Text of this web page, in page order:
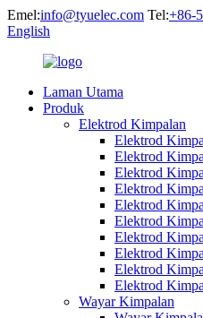
Emel:info@tyuelec.com Tel:+86-
English
Laman Utama
Produk
Elektrod Kimpalan
Elektrod
Elektrod
Elektrod
Elektrod
Elektrod
Elektrod
Elektrod
Elektrod
Elektrod
Elektrod
Wayar Kimpalan